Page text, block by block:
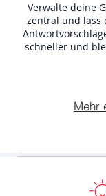
Verwalte deine
zentral und lass
schneller und
Mehr